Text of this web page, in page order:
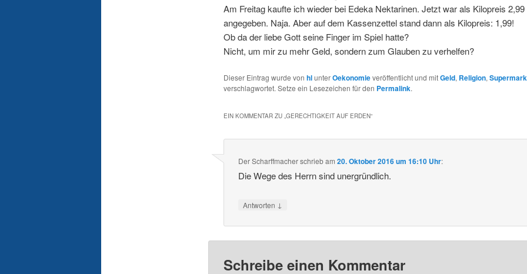
Am Freitag kaufte ich wieder bei Edeka Nektarinen. Jetzt war als Kilopreis 2,99
angegeben. Naja. Aber auf dem Kassenzettel stand dann als Kilopreis: 1,99!
Ob da der liebe Gott seine Finger im Spiel hatte?
Nicht, um mir zu mehr Geld, sondern zum Glauben zu verhelfen?
Dieser Eintrag wurde von hlunterOekonomieveröffentlicht und mitGeld, Religion,
verschlagwortet. Setze ein Lesezeichen für den Permalink.
EIN KOMMENTAR ZU „GERECHTIGKEIT AUF ERDEN“
Der Scharffmacherschriebam20. Oktober 2016 um 16:10 Uhr:
Die Wege des Herrn sind unergründlich.
Antworten ↓
Schreibe einen Kommentar